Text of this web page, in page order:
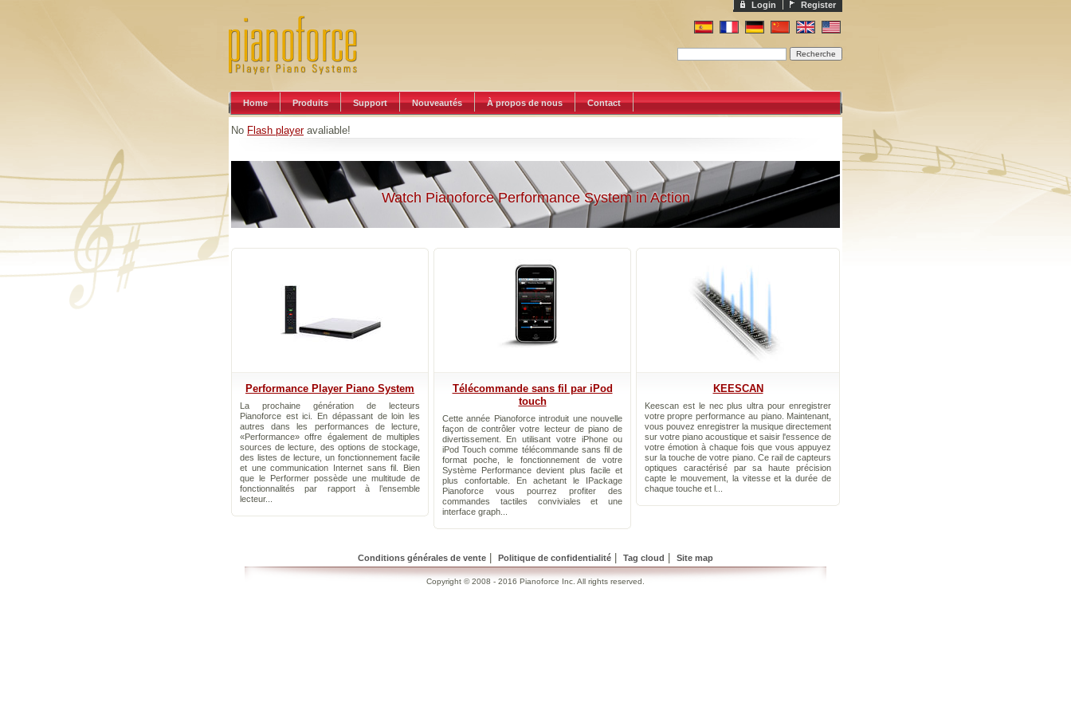
Register
Login
Home Produits Support Nouveautés À propos de nous Contact
No Flash playeravaliable!
Watch Pianoforce Performance System in Action
Performance Player Piano System
La prochaine génération de lecteurs
Pianoforce est ici. En dépassant de loin les
autres dans les performances de lecture,
«Performance» offre également de multiples
sources de lecture, des options de stockage,
des listes de lecture, un fonctionnement facile
et une communication Internet sans fil. Bien
que le Performer possède une multitude de
fonctionnalités par rapport à l’ensemble
lecteur...
Télécommande sans fil par iPod
touch
Cette année Pianoforce introduit une nouvelle
façon de contrôler votre lecteur de piano de
divertissement. En utilisant votre iPhone ou
iPod Touch comme télécommande sans fil de
format poche, le fonctionnement de votre
Système Performance devient plus facile et
plus confortable. En achetant le IPackage
Pianoforce vous pourrez profiter des
commandes tactiles conviviales et une
interface graph...
KEESCAN
Keescan est le nec plus ultra pour enregistrer
votre propre performance au piano. Maintenant,
vous pouvez enregistrer la musique directement
sur votre piano acoustique et saisir l'essence de
votre émotion à chaque fois que vous appuyez
sur la touche de votre piano. Ce rail de capteurs
optiques caractérisé par sa haute précision
capte le mouvement, la vitesse et la durée de
chaque touche et l...
Conditions générales de vente Politique de confidentialité Tag cloud Site map
Copyright © 2008 - 2016 Pianoforce Inc. All rights reserved.